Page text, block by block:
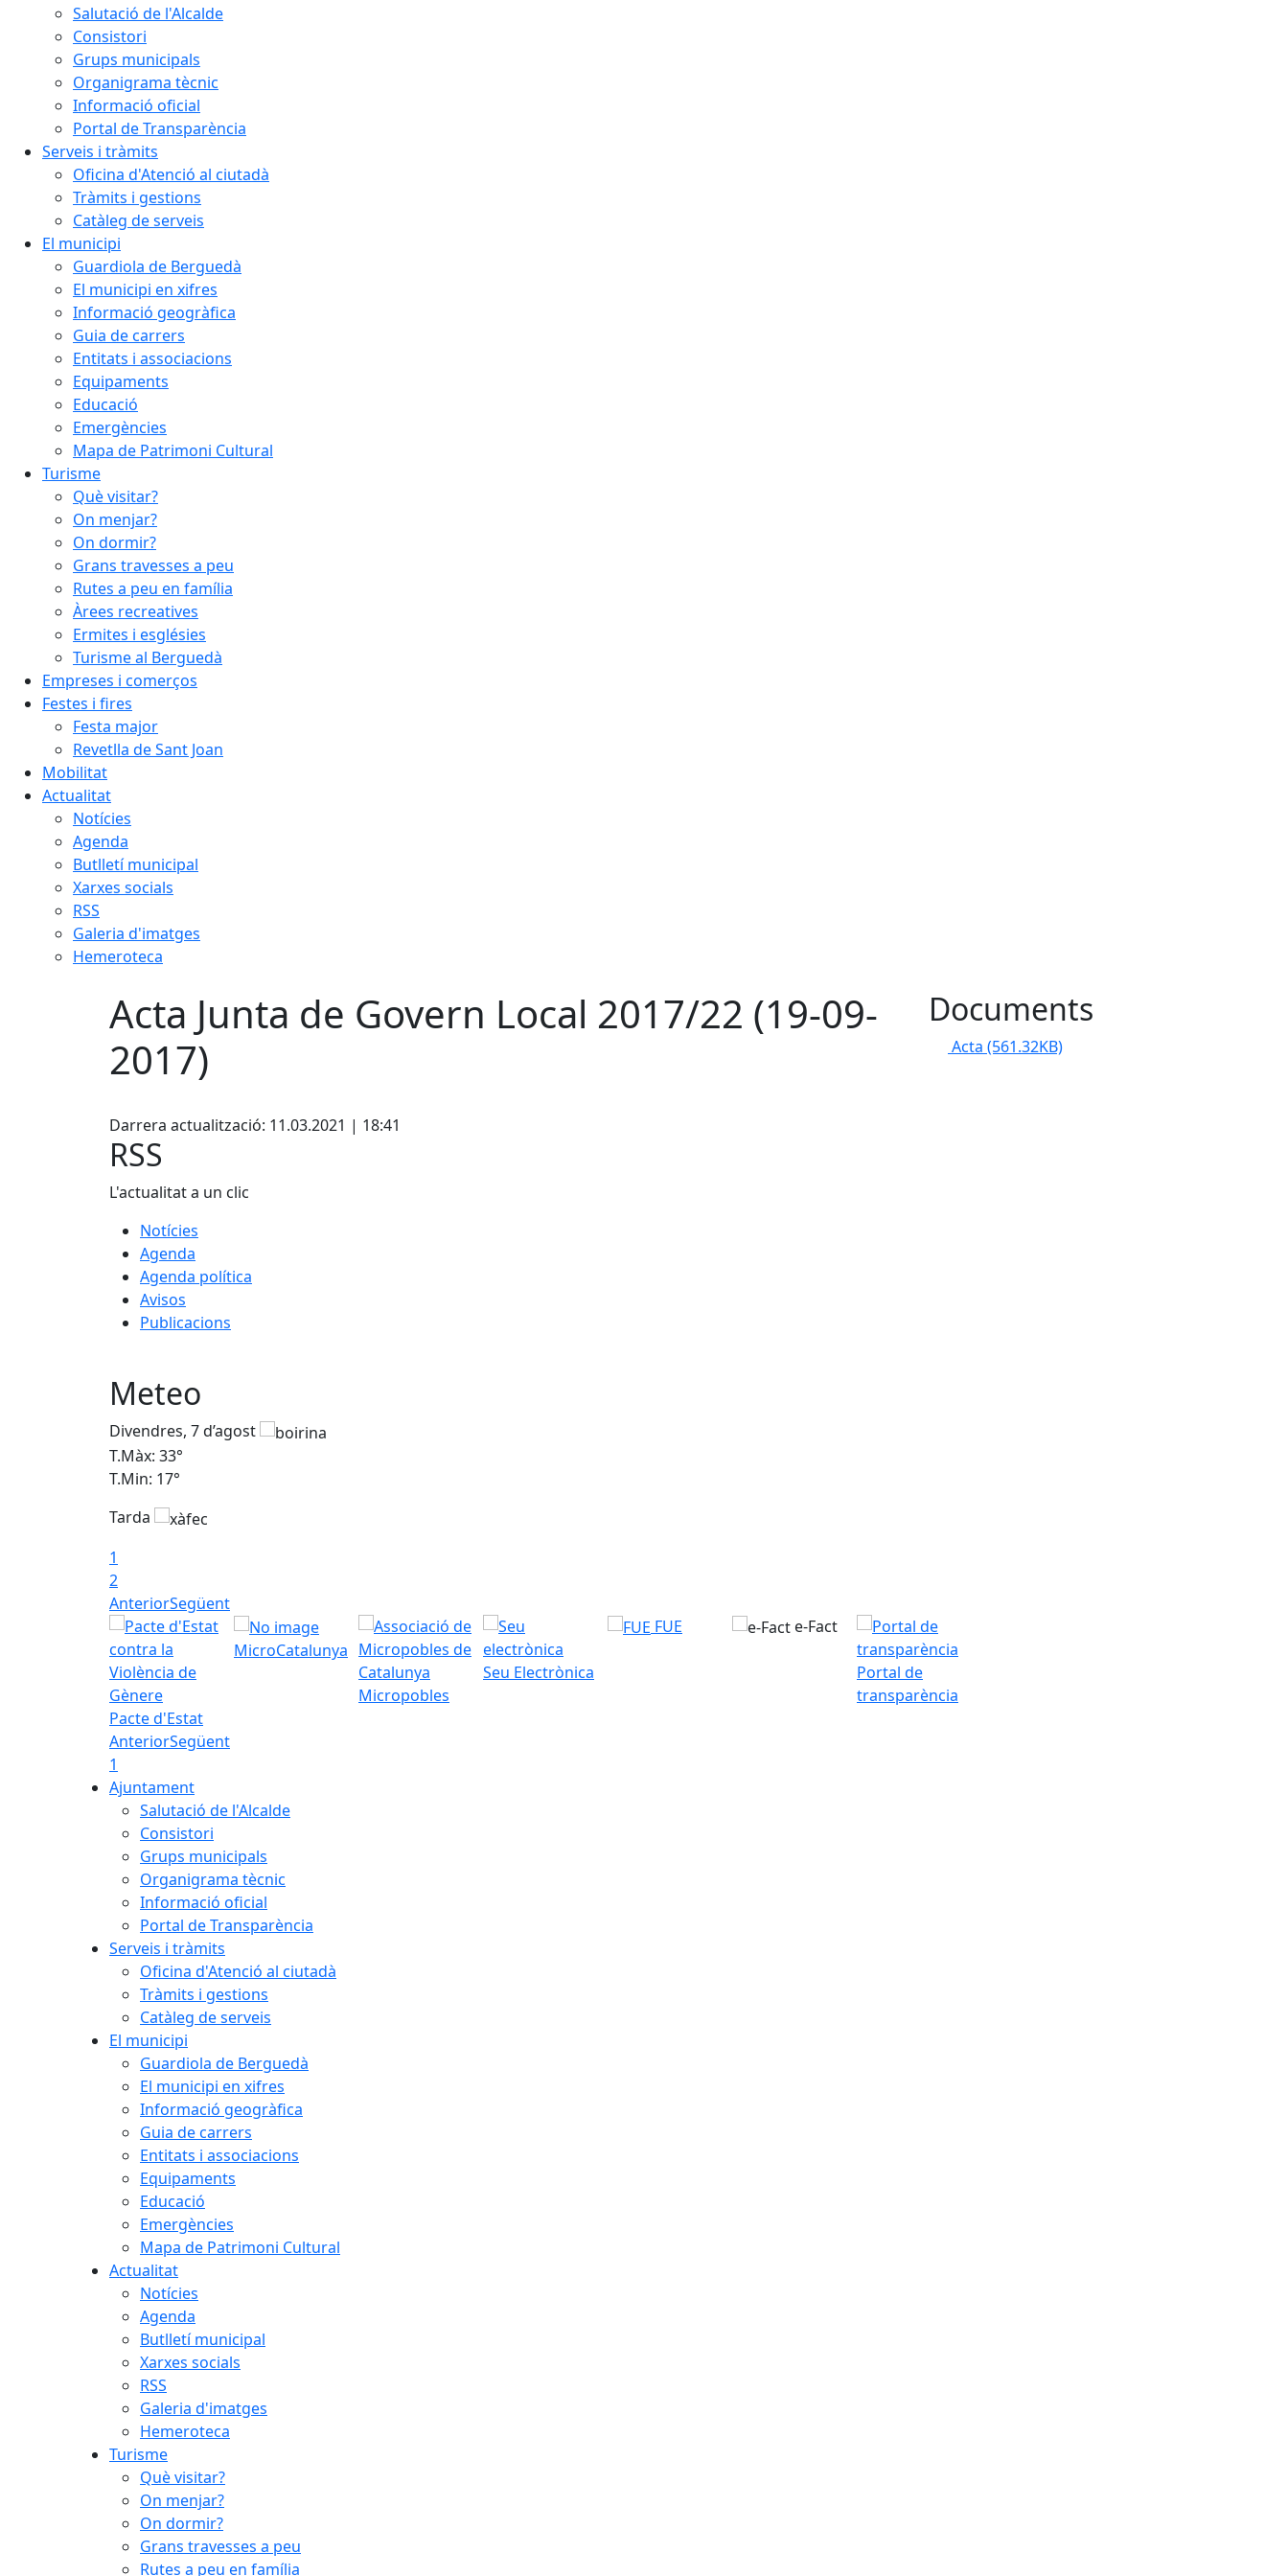
Salutació de l'Alcalde
Consistori
Grups municipals
Organigrama tècnic
Informació oficial
Portal de Transparència
Serveis i tràmits
Oficina d'Atenció al ciutadà
Tràmits i gestions
Catàleg de serveis
El municipi
Guardiola de Berguedà
El municipi en xifres
Informació geogràfica
Guia de carrers
Entitats i associacions
Equipaments
Educació
Emergències
Mapa de Patrimoni Cultural
Turisme
Què visitar?
On menjar?
On dormir?
Grans travesses a peu
Rutes a peu en família
Àrees recreatives
Ermites i esglésies
Turisme al Berguedà
Empreses i comerços
Festes i fires
Festa major
Revetlla de Sant Joan
Mobilitat
Actualitat
Notícies
Agenda
Butlletí municipal
Xarxes socials
RSS
Galeria d'imatges
Hemeroteca
Acta Junta de Govern Local 2017/22 (19-09-
2017)
Darrera actualització: 11.03.2021 | 18:41
Documents
Acta (561.32KB)
RSS
L'actualitat a un clic
Notícies
Agenda
Agenda política
Avisos
Publicacions
Meteo
Divendres, 7 d’agost
T.Màx: 33°
T.Min: 17°
Tarda
1
2
AnteriorSegüent
Pacte d'Estat
MicroCatalunya
Micropobles
Seu Electrònica
FUE e-Fact
Portal de
transparència
AnteriorSegüent
1
Ajuntament
Salutació de l'Alcalde
Consistori
Grups municipals
Organigrama tècnic
Informació oficial
Portal de Transparència
Serveis i tràmits
Oficina d'Atenció al ciutadà
Tràmits i gestions
Catàleg de serveis
El municipi
Guardiola de Berguedà
El municipi en xifres
Informació geogràfica
Guia de carrers
Entitats i associacions
Equipaments
Educació
Emergències
Mapa de Patrimoni Cultural
Actualitat
Notícies
Agenda
Butlletí municipal
Xarxes socials
RSS
Galeria d'imatges
Hemeroteca
Turisme
Què visitar?
On menjar?
On dormir?
Grans travesses a peu
Rutes a peu en família